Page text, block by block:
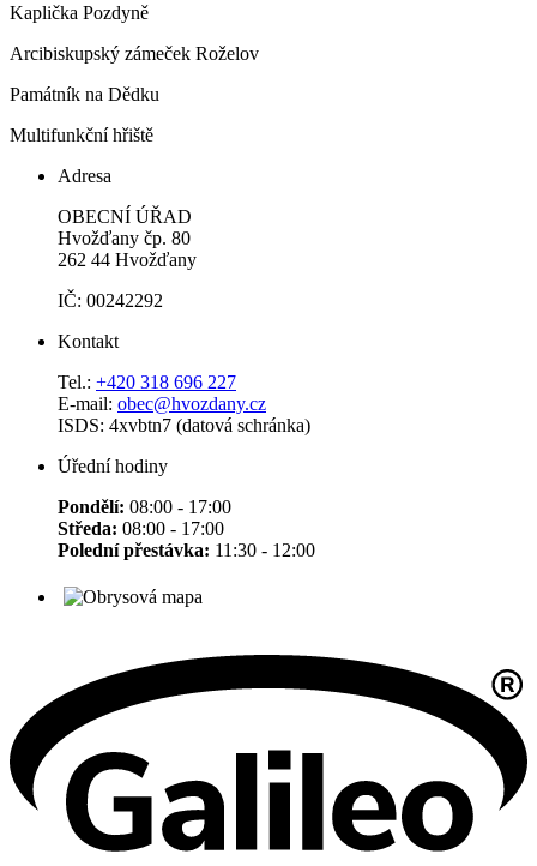
Kaplička Pozdyně
Arcibiskupský zámeček Roželov
Památník na Dědku
Multifunkční hřiště
Adresa
OBECNÍ ÚŘAD
Hvožďany čp. 80
262 44 Hvožďany
IČ: 00242292
Kontakt
Tel.: +420 318 696 227
E-mail: obec@hvozdany.cz
ISDS: 4xvbtn7 (datová schránka)
Úřední hodiny
Pondělí: 08:00 - 17:00
Středa: 08:00 - 17:00
Polední přestávka: 11:30 - 12:00